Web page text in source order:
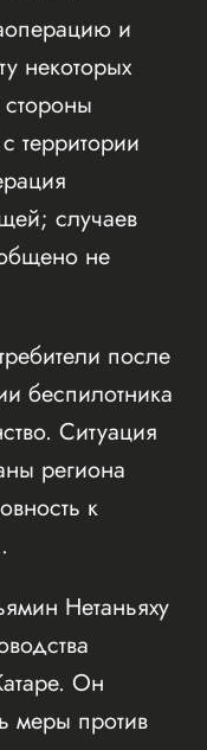
и
некоторых
территории
случаев
не
после
беспилотника
Ситуация
региона
к
Нетаньяху
Он
меры против